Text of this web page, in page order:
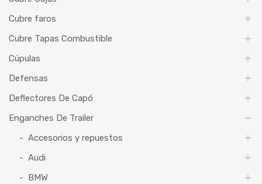
Cubre faros
Cubre Tapas Combustible
Cúpulas
Defensas
Deflectores De Capó
Enganches De Trailer
Accesorios y repuestos
Audi
BMW